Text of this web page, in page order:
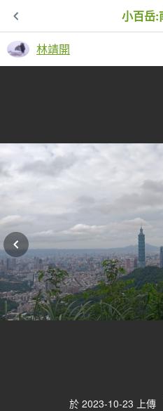
小百岳:
林靖開
於 2023-10-23 上傳